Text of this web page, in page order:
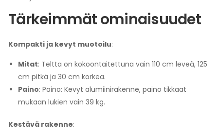
Tärkeimmät ominaisuudet
Kompakti ja kevyt muotoilu:
Mitat: Teltta on kokoontaitettuna vain 110 cm leveä, 125
cm pitkä ja 30 cm korkea.
Paino: Paino: Kevyt alumiinirakenne, paino tikkaat
mukaan lukien vain 39 kg.
Kestävä rakenne: